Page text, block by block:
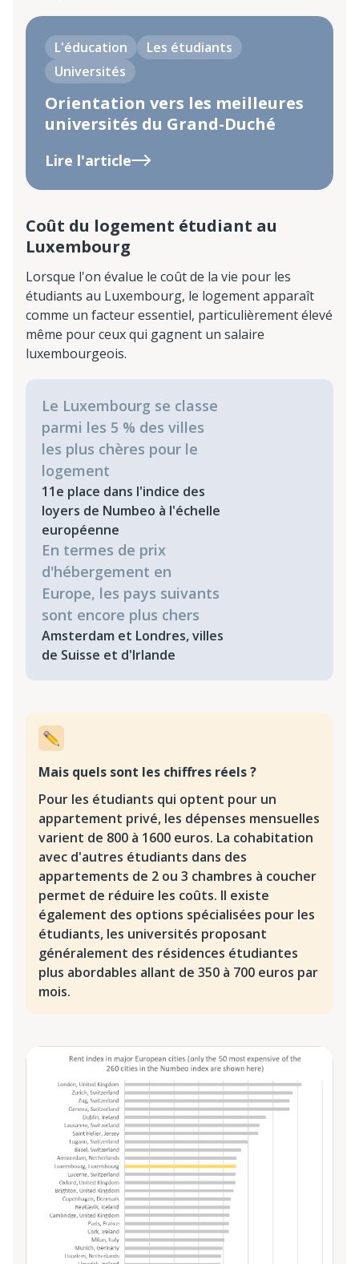
L'éducation
Les étudiants
Universités
Orientation vers les meilleures
universités du Grand-Duché
Lire l'article
Coût du logement étudiant au
Luxembourg
Lorsque l'on évalue le coût de la vie pour les
étudiants au Luxembourg, le logement apparaît
comme un facteur essentiel, particulièrement élevé
même pour ceux qui gagnent un salaire
luxembourgeois.
Le Luxembourg se classe
parmi les 5 % des villes
les plus chères pour le
logement
11e place dans l'indice des
loyers de Numbeo à l'échelle
européenne
En termes de prix
d'hébergement en
Europe, les pays suivants
sont encore plus chers
Amsterdam et Londres, villes
de Suisse et d'Irlande
Mais quels sont les chiffres réels ?
Pour les étudiants qui optent pour un
appartement privé, les dépenses mensuelles
varient de 800 à 1600 euros. La cohabitation
avec d'autres étudiants dans des
appartements de 2 ou 3 chambres à coucher
permet de réduire les coûts. Il existe
également des options spécialisées pour les
étudiants, les universités proposant
généralement des résidences étudiantes
plus abordables allant de 350 à 700 euros par
mois.